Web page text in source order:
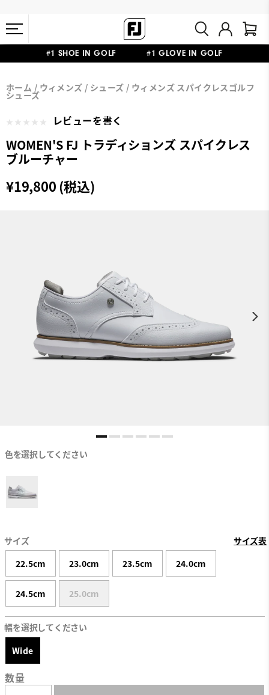
#1 SHOE IN GOLF #1 GLOVE IN GOLF
11,000円
ホーム ウィメンズ シューズ ウィメンズ スパイクレスゴルフ
シューズ
レビューを書く
WOMEN'S FJ トラディションズ スパイクレス
ブルーチャー
¥19,800 (税込)
色を選択してください
サイズ
サイズ表
22.5cm
23.0cm 23.5cm 24.0cm
24.5cm 25.0cm
幅を選択してください
Wide
数量